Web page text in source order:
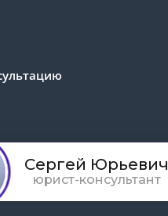
персональных данных
Сергей Юрьевич
юрист-консультант